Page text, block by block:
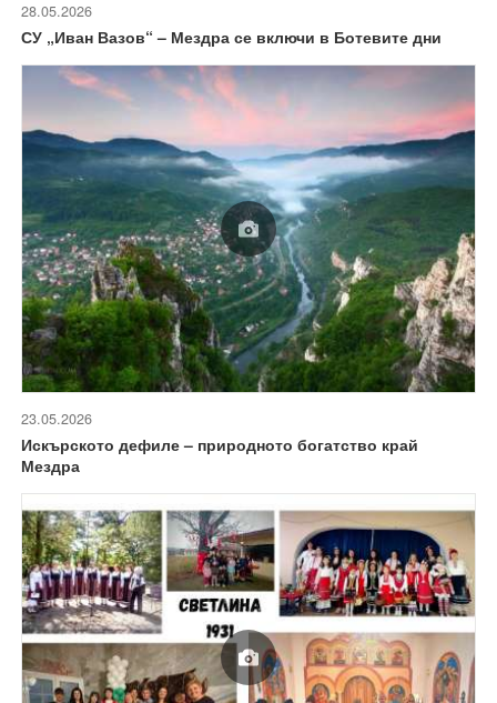
28.05.2026
СУ „Иван Вазов“ – Мездра се включи в Ботевите дни
23.05.2026
Искърското дефиле – природното богатство край
Мездра